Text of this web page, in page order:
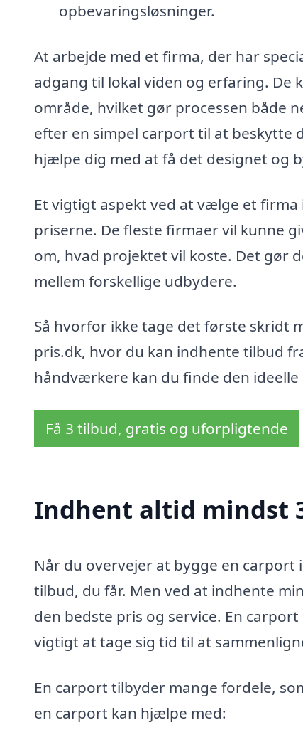
opbevaringsløsninger.
At arbejde med et firma, der har
adgang til lokal viden og erfaring. De
område, hvilket gør processen både
efter en simpel carport til at beskytte
hjælpe dig med at få det designet og
Et vigtigt aspekt ved at vælge et
priserne. De fleste firmaer vil kunne
om, hvad projektet vil koste. Det gør
mellem forskellige udbydere.
Så hvorfor ikke tage det første skridt
pris.dk, hvor du kan indhente tilbud
håndværkere kan du finde den
Få 3 tilbud, gratis og uforpligtende
Indhent altid mindst
Når du overvejer at bygge en
tilbud, du får. Men ved at indhente
den bedste pris og service. En
vigtigt at tage sig tid til at
En carport tilbyder mange fordele,
en carport kan hjælpe med: